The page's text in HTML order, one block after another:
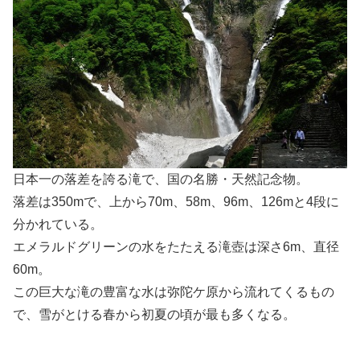
日本一の落差を誇る滝で、国の名勝・天然記念物。
落差は350mで、上から70m、58m、96m、126mと4段に
分かれている。
エメラルドグリーンの水をたたえる滝壺は深さ6m、直径
60m。
この巨大な滝の豊富な水は弥陀ケ原から流れてくるもの
で、雪がとける春から初夏の頃が最も多くなる。